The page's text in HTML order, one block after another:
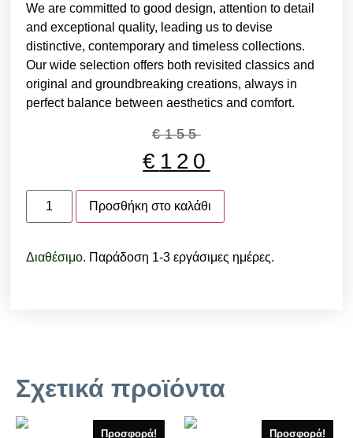
We are committed to good design, attention to detail
and exceptional quality, leading us to devise
distinctive, contemporary and timeless collections.
Our wide selection offers both revisited classics and
original and groundbreaking creations, always in
perfect balance between aesthetics and comfort.
€155
€ 120
Προσθήκη στο καλάθι
Διαθέσιμο. Παράδοση 1-3 εργάσιμες ημέρες.
Σχετικά προϊόντα
Προσφορά! Προσφορά!